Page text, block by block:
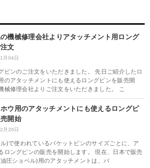
機械修理会社よりアタッチメント用ロング
文
月04日
ピンのご注文をいただきました。 先日ご紹介したロ
のアタッチメントにも使えるロングピンを販売開
械修理会社よりご注文をいただきました。 こ
ウ用のアタッチメントにも使えるロングピ
開始
月26日
)で使われているバケットピンのサイズごとに、ア
ロングピンの販売を開始します。 現在、日本で販売
圧ショベル)用のアタッチメントは、バ